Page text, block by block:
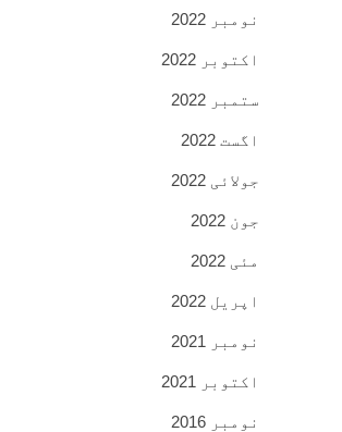
نومبر 2022
اکتوبر 2022
ستمبر 2022
اگست 2022
جولائی 2022
جون 2022
مئی 2022
اپریل 2022
نومبر 2021
اکتوبر 2021
نومبر 2016